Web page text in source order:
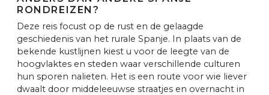
RONDREIZEN?
Deze reis focust op de rust en de gelaagde
geschiedenis van het rurale Spanje. In plaats van de
bekende kustlijnen kiest u voor de leegte van de
hoogvlaktes en steden waar verschillende culturen
hun sporen nalieten. Het is een route voor wie liever
dwaalt door middeleeuwse straatjes en overnacht in